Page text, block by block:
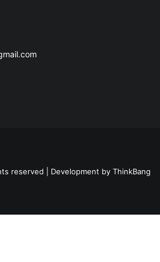
reserved | Development by ThinkBang